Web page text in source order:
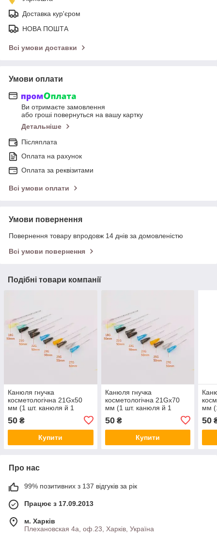
Доставка кур'єром
НОВА ПОШТА
Всі умови доставки
Умови оплати
Ви отримаєте замовлення
або гроші повернуться на вашу картку
Детальніше
Післяплата
Оплата на рахунок
Оплата за реквізитами
Всі умови оплати
Умови повернення
Повернення товару впродовж 14 днів за домовленістю
Всі умови повернення
Подібні товари компанії
Канюля гнучка
косметологічна 21Gx50
мм (1 шт. канюля й 1
50 ₴
Купити
Канюля гнучка
косметологічна 21Gx70
мм (1 шт. канюля й 1
50₴
Купити
мм
50
Про нас
99% позитивних з 137 відгуків за рік
Працює з 17.09.2013
м. Харків
Плехановская 4а, оф.23, Харків, Україна